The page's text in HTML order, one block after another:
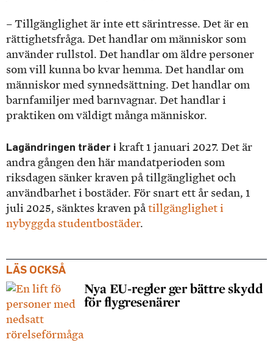
– Tillgänglighet är inte ett särintresse. Det är en
rättighetsfråga. Det handlar om människor som
använder rullstol. Det handlar om äldre personer
som vill kunna bo kvar hemma. Det handlar om
människor med synnedsättning. Det handlar om
barnfamiljer med barnvagnar. Det handlar i
praktiken om väldigt många människor.
Lagändringen träder i kraft 1 januari 2027. Det är
andra gången den här mandatperioden som
riksdagen sänker kraven på tillgänglighet och
användbarhet i bostäder. För snart ett år sedan, 1
juli 2025, sänktes kraven på tillgänglighet i
nybyggda studentbostäder.
LÄS OCKSÅ
Nya EU-regler ger bättre skydd
för flygresenärer